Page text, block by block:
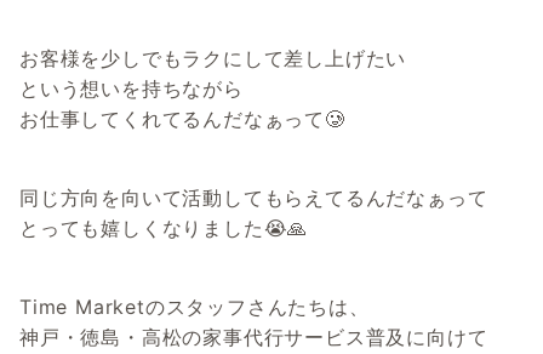
お客様を少しでもラクにして差し上げたい
という想いを持ちながら
お仕事してくれてるんだなぁって🥲
同じ方向を向いて活動してもらえてるんだなぁって
とっても嬉しくなりました😭🙏
Time Marketのスタッフさんたちは、
神戸・徳島・高松の家事代行サービス普及に向けて